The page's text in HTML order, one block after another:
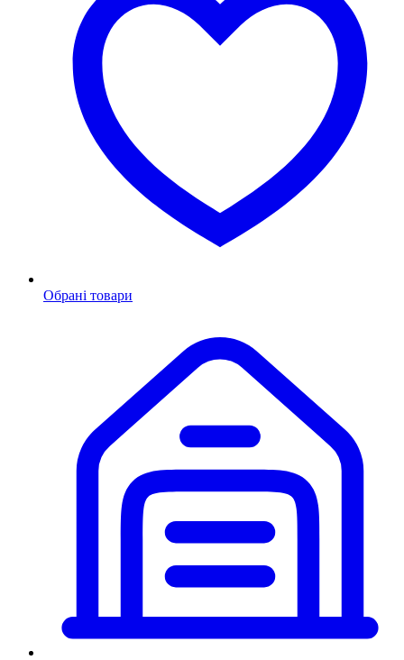
Обрані товари